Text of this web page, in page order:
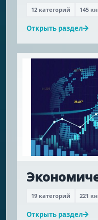
12 категорий 145
Открыть раздел
19 категорий 221
Открыть раздел